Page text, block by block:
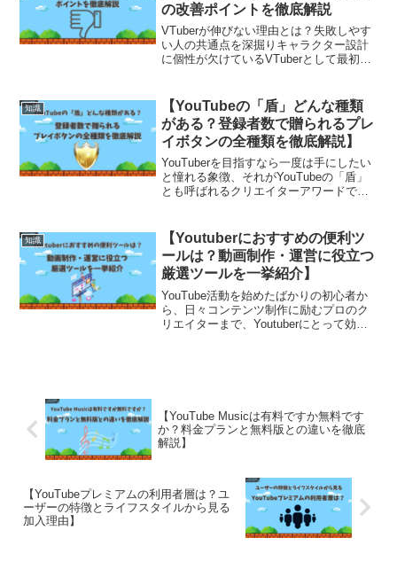
の改善ポイントを徹底解説
VTuberが伸びない理由とは？失敗しやす
い人の共通点を深掘りキャラクター設計
に個性が欠けているVTuberとして最初に
ラ設定や他のVTuberと似たようなビジュ
ア...
知識
【YouTubeの「盾」どんな種類
がある？登録者数で贈られるプレ
イボタンの全種類を徹底解説】
YouTuberを目指すなら一度は手にしたい
と憧れる象徴、それがYouTubeの「盾」
とも呼ばれるクリエイターアワードで
れるこのトロフィーは、非売品でありな
がら絶...
知識
【Youtuberにおすすめの便利ツ
ールは？動画制作・運営に役立つ
厳選ツールを一挙紹介】
YouTube活動を始めたばかりの初心者か
ら、日々コンテンツ制作に励むプロのク
リエイターまで、Youtuberにとって効率
【YouTube Musicは有料ですか無料です
か？料金プランと無料版との違いを徹底
解説】
【YouTubeプレミアムの利用者層は？ユ
ーザーの特徴とライフスタイルから見る
加入理由】